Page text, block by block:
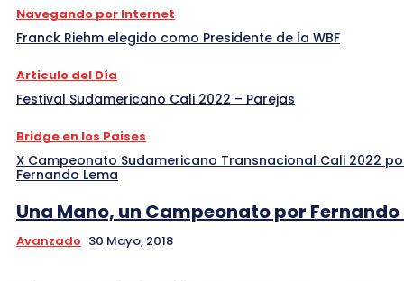
Navegando por Internet
Franck Riehm elegido como Presidente de la WBF
Articulo del Día
Festival Sudamericano Cali 2022 – Parejas
Bridge en los Paises
X Campeonato Sudamericano Transnacional Cali 2022
Fernando Lema
Una Mano, un Campeonato por Fernando
Avanzado 30 Mayo, 2018